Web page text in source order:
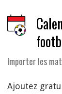
Importer les
Ajoutez